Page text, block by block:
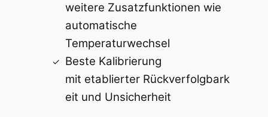
weitere Zusatzfunktionen wie
automatische
Temperaturwechsel
Beste Kalibrierung
mit etablierter Rückverfolgbark
eit und Unsicherheit